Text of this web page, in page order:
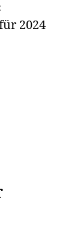
2024